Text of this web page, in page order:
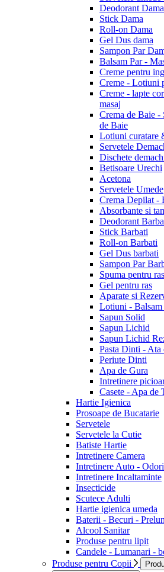
Deodorant Dama
Stick Dama
Roll-on Dama
Gel Dus dama
Sampon Par
Balsam Par -
Creme pentru
Creme - Lotiuni
Creme - lapte
masaj
Crema de Baie -
de Baie
Lotiuni curatare
Servetele
Dischete
Betisoare Urechi
Acetona
Servetele Umede
Crema Depilat -
Absorbante si
Deodorant
Stick Barbati
Roll-on Barbati
Gel Dus barbati
Sampon Par
Spuma pentru
Gel pentru ras
Aparate si
Lotiuni - Balsam
Sapun Solid
Sapun Lichid
Sapun Lichid
Pasta Dinti - Ata
Periute Dinti
Apa de Gura
Intretinere
Casete - Apa de
Hartie Igienica
Prosoape de Bucatarie
Servetele
Servetele la Cutie
Batiste Hartie
Intretinere Camera
Intretinere Auto -
Intretinere Incaltaminte
Insecticide
Scutece Adulti
Hartie igienica umeda
Baterii - Becuri -
Alcool Sanitar
Produse pentru lipit
Candele - Lumanari -
Produse pentru Copii